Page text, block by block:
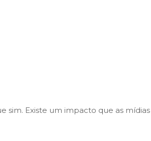
Existe um impacto que as mídias